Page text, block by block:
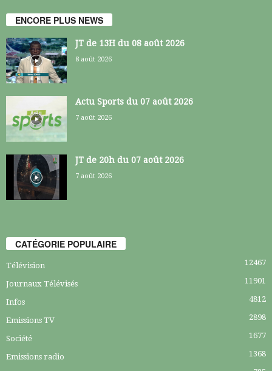
ENCORE PLUS NEWS
JT de 13H du 08 août 2026
8 août 2026
Actu Sports du 07 août 2026
7 août 2026
JT de 20h du 07 août 2026
7 août 2026
CATÉGORIE POPULAIRE
Télévision 12467
Journaux Télévisés 11901
Infos 4812
Emissions TV 2898
Société 1677
Emissions radio 1368